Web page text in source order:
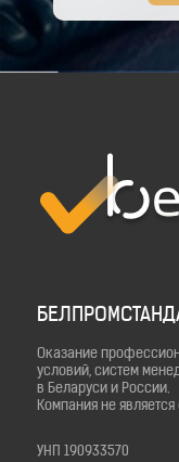
Оказание
условий, систем
в Беларуси и России.
Компания не
УНП 190933570